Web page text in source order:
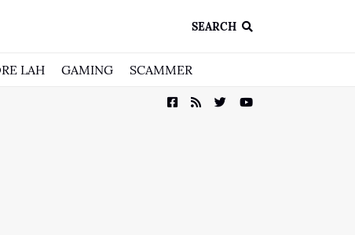
SEARCH
LAH GAMING SCAMMER